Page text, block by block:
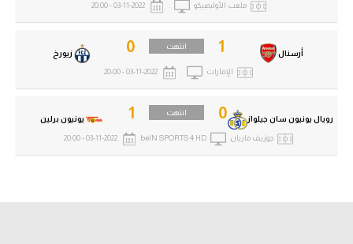
رويال يونيون سان جيلواز 0 انتهت
يونيون برلين 1
جوزيف ماريان beIN SPORTS 4 HD
03-11-2022 - 20:00
أرسنال 1 انتهت
زيورخ 0
الإمارات 03-11-2022 - 20:00
ملعب الأوليمبيكو 03-11-2022 - 20:00